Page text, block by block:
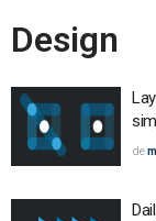
Design